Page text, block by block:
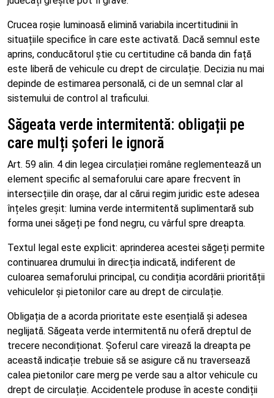
Crucea roșie luminoasă elimină variabila incertitudinii în
situațiile specifice în care este activată. Dacă semnul este
aprins, conducătorul știe cu certitudine că banda din față
este liberă de vehicule cu drept de circulație. Decizia nu mai
depinde de estimarea personală, ci de un semnal clar al
sistemului de control al traficului.
Săgeata verde intermitentă: obligații pe
care mulți șoferi le ignoră
Art. 59 alin. 4 din legea circulației române reglementează un
element specific al semaforului care apare frecvent în
intersecțiile din orașe, dar al cărui regim juridic este adesea
înțeles greșit: lumina verde intermitentă suplimentară sub
forma unei săgeți pe fond negru, cu vârful spre dreapta.
Textul legal este explicit: aprinderea acestei săgeți permite
continuarea drumului în direcția indicată, indiferent de
culoarea semaforului principal, cu condiția acordării priorității
vehiculelor și pietonilor care au drept de circulație.
Obligația de a acorda prioritate este esențială și adesea
neglijată. Săgeata verde intermitentă nu oferă dreptul de
trecere necondiționat. Șoferul care virează la dreapta pe
această indicație trebuie să se asigure că nu traversează
calea pietonilor care merg pe verde sau a altor vehicule cu
drept de circulație. Accidentele produse în aceste condiții